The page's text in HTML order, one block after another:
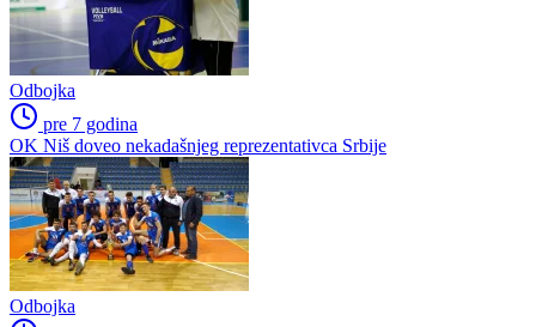
Odbojka
pre 7 godina
OK Niš doveo nekadašnjeg reprezentativca Srbije
Odbojka